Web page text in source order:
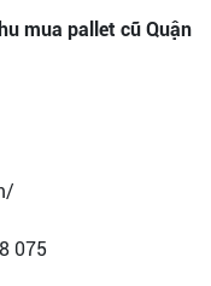
mua pallet cũ Quận
075